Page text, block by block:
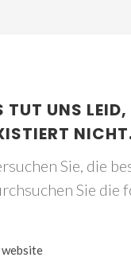
TUT UNS
Sie, die
Sie die
website